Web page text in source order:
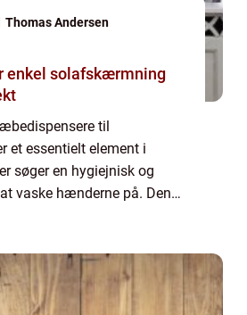
Thomas Andersen
til
et essentielt element i
søger en hygiejnisk og
vaske hænderne på. Denne